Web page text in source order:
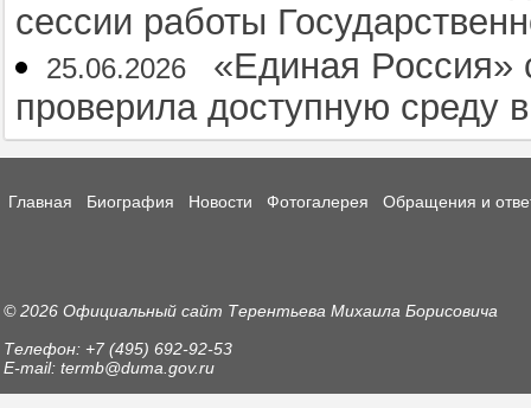
сессии работы
25.06.2026 «Единая Россия»
проверила доступную среду
Главная Биография Новости Фотогалерея Обращения и
© 2026 Официальный сайт Терентьева Михаила Борисовича
Телефон: +7 (495) 692-92-53
E-mail: termb@duma.gov.ru